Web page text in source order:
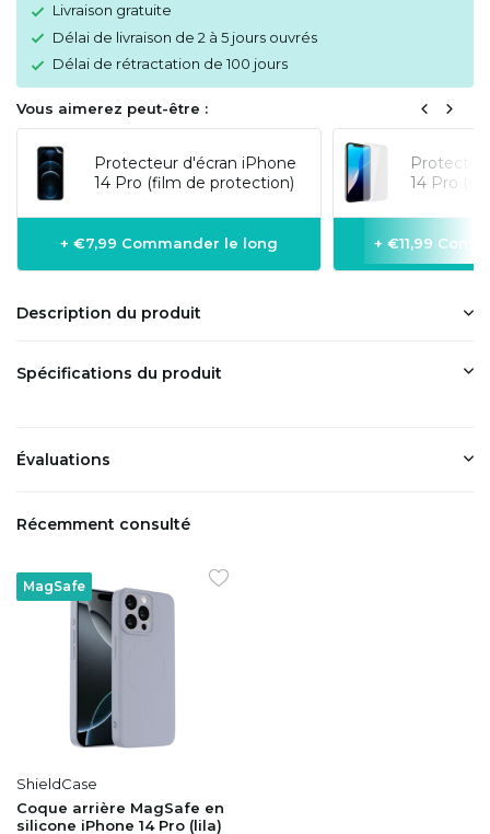
Livraison gratuite
Délai de livraison de 2 à 5 jours ouvrés
Délai de rétractation de 100 jours
Vous aimerez peut-être :
Protecteur d'écran iPhone
14 Pro (film de protection)
+ €7,99 Commander le long
14 Pro
+ €11,99
Description du produit
Spécifications du produit
Évaluations
Récemment consulté
MagSafe
ShieldCase
Coque arrière MagSafe en
silicone iPhone 14 Pro (lila)